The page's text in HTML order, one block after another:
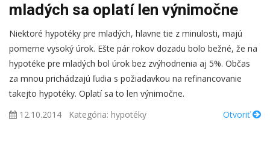
mladých sa oplatí len výnimočne
Niektoré hypotéky pre mladých, hlavne tie z minulosti, majú
pomerne vysoký úrok. Ešte pár rokov dozadu bolo bežné, že na
hypotéke pre mladých bol úrok bez zvýhodnenia aj 5%. Občas
za mnou prichádzajú ľudia s požiadavkou na refinancovanie
takejto hypotéky. Oplatí sa to len výnimočne.
12.10.2014
Kategória: hypotéky Otvoriť